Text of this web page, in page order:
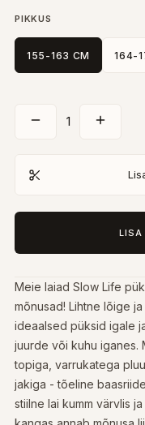
PIKKUS
155-163 CM 164-
1
LISA
Meie laiad Slow Life
mõnusad! Lihtne lõige
ideaalsed püksid igale
juurde või kuhu iganes.
topiga, varrukatega
jakiga - tõeline
stiilne lai kumm värvlis